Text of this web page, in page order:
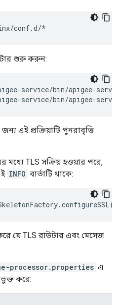
conf.d/*
শুরু করুন:
service/bin/apigee-
জন্য এই প্রক্রিয়াটি পুনরাবৃত্তি
মধ্যে TLS সক্রিয় হওয়ার পরে,
INFO বার্তাটি থাকে:
.configureSSL()
যে TLS রাউটার এবং মেসেজ
processor.properties এ
করে: